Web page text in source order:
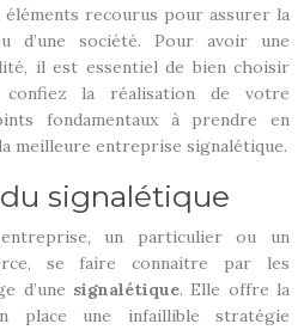
recourus pour assurer la
d’une société. Pour avoir une
il est essentiel de bien choisir
la réalisation de votre
fondamentaux à prendre en
meilleure entreprise signalétique.
signalétique
un particulier ou un
se faire connaitre par les
d’une signalétique. Elle offre la
place une infaillible stratégie